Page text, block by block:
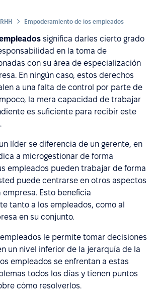
Empoderamiento de los empleados
significa darles cierto grado
en la toma de
con su área de especialización
En ningún caso, estos derechos
a una falta de control por parte de
la mera capacidad de trabajar
es suficiente para recibir este
líder se diferencia de un gerente, en
a microgestionar de forma
empleados pueden trabajar de forma
puede centrarse en otros aspectos
Esto beneficia
tanto a los empleados, como al
en su conjunto.
le permite tomar decisiones
un nivel inferior de la jerarquía de la
empleados se enfrentan a estas
todos los días y tienen puntos
cómo resolverlos.